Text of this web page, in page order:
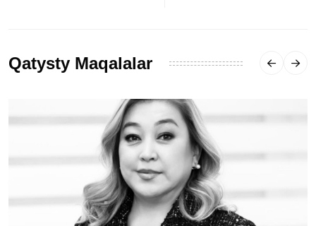
Qatysty Maqalalar